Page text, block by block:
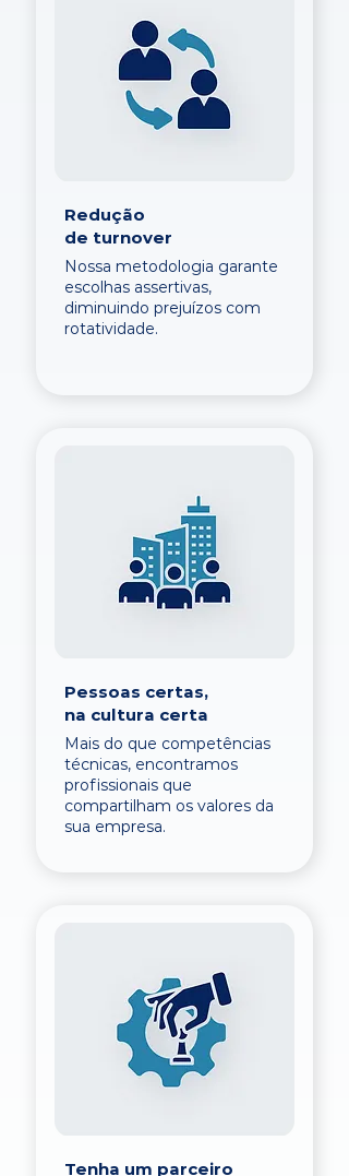
Redução
de turnover
Nossa metodologia garante
escolhas assertivas,
diminuindo prejuízos com
rotatividade.
Pessoas certas,
na cultura certa
Mais do que competências
técnicas, encontramos
profissionais que
compartilham os valores da
sua empresa.
Tenha um parceiro